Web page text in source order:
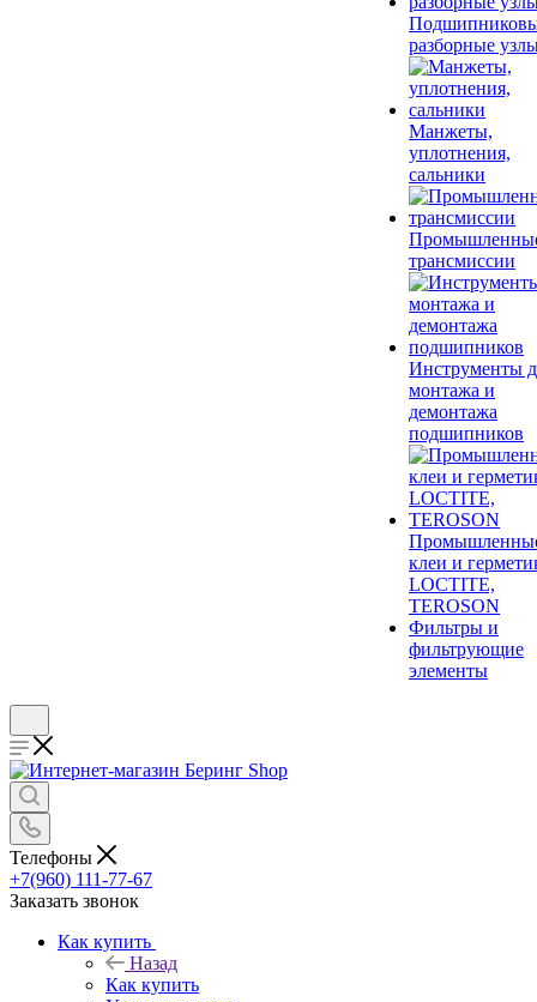
разборные
Манжеты,
уплотнения,
сальники
трансмиссии
Инструменты
монтажа и
демонтажа
подшипников
клеи и
LOCTITE,
TEROSON
Фильтры и
фильтрующие
элементы
Телефоны
+7(960) 111-77-67
Заказать звонок
Как купить
Назад
Как купить